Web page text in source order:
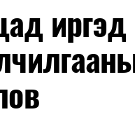
оны 9 дүгээр сарын 1-
оны 9 дүгээр сарын
байр
иргэд